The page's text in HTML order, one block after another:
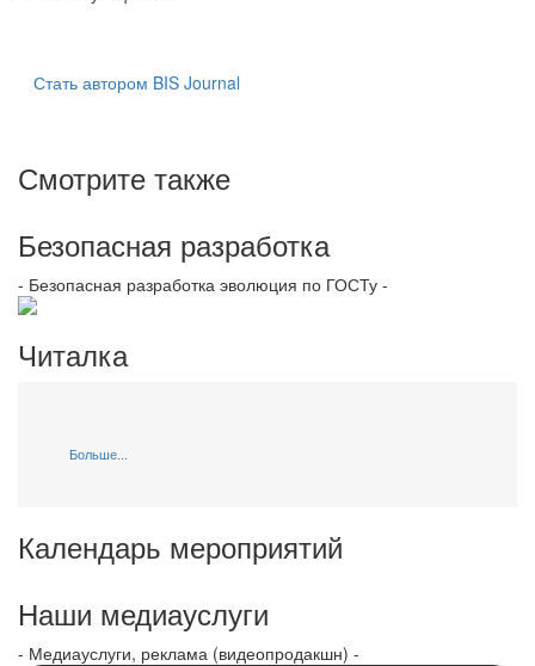
Стать автором BIS Journal
Смотрите также
Безопасная разработка
- Безопасная разработка эволюция по ГОСТу -
Читалка
Больше...
Календарь мероприятий
Наши медиауслуги
- Медиауслуги, реклама (видеопродакшн) -